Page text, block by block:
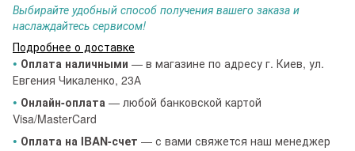
Выбирайте удобный способ получения вашего заказа и
наслаждайтесь сервисом!
Подробнее о доставке
• Оплата наличными — в магазине по адресу г. Киев, ул.
Евгения Чикаленко, 23А
• Онлайн-оплата — любой банковской картой
Visa/MasterCard
• Оплата на IBAN-счет — с вами свяжется наш менеджер